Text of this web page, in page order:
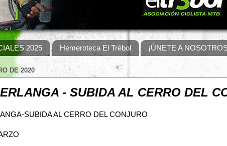
2025 Hemeroteca El Trébol ¡ÚNETE A
DE 2020
- SUBIDA AL CERRO DEL
SUBIDA AL CERRO DEL CONJURO